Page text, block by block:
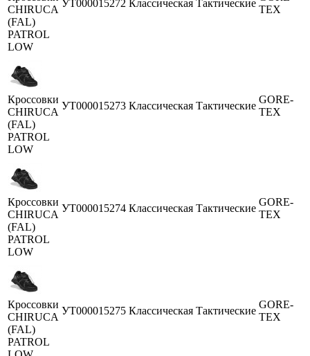
CHIRUCA
(FAL)
PATROL
LOW
УТ000015272 Классическая Тактические
TEX
Кроссовки
CHIRUCA
(FAL)
PATROL
LOW
УТ000015273 Классическая Тактические
GORE-
TEX
Кроссовки
CHIRUCA
(FAL)
PATROL
LOW
УТ000015274 Классическая Тактические
GORE-
TEX
Кроссовки
CHIRUCA
(FAL)
PATROL
УТ000015275 Классическая Тактические
GORE-
TEX